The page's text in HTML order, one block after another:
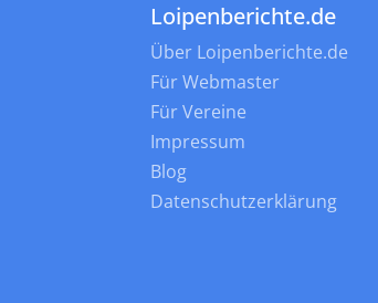
Loipenberichte.de
Über Loipenberichte.de
Für Webmaster
Für Vereine
Impressum
Blog
Datenschutzerklärung